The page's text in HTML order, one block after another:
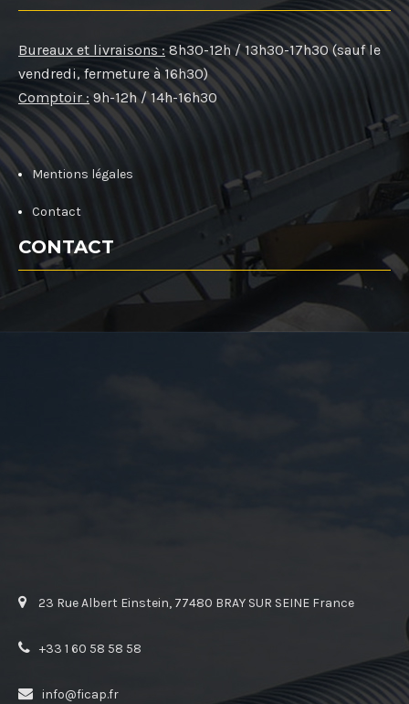
Bureaux et livraisons : 8h30-12h / 13h30-17h30 (sauf le
vendredi, fermeture à 16h30)
Comptoir : 9h-12h / 14h-16h30
Mentions légales
Contact
CONTACT
23 Rue Albert Einstein, 77480 BRAY SUR SEINE France
+33 1 60 58 58 58
info@ficap.fr